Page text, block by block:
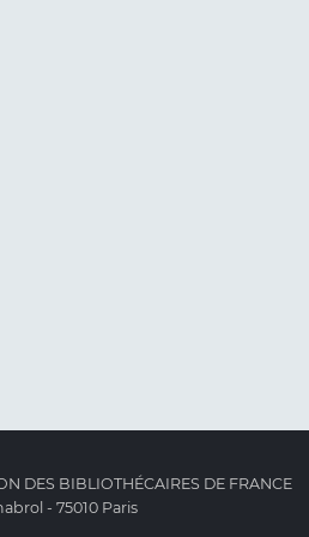
DES BIBLIOTHÉCAIRES DE FRANCE
- 75010 Paris